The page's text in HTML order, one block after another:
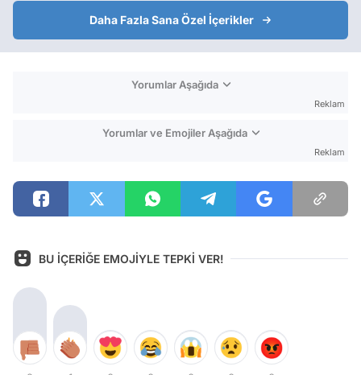
Daha Fazla Sana Özel İçerikler
Yorumlar Aşağıda
Reklam
Yorumlar ve Emojiler Aşağıda
Reklam
BU İÇERİĞE EMOJİYLE TEPKİ VER!